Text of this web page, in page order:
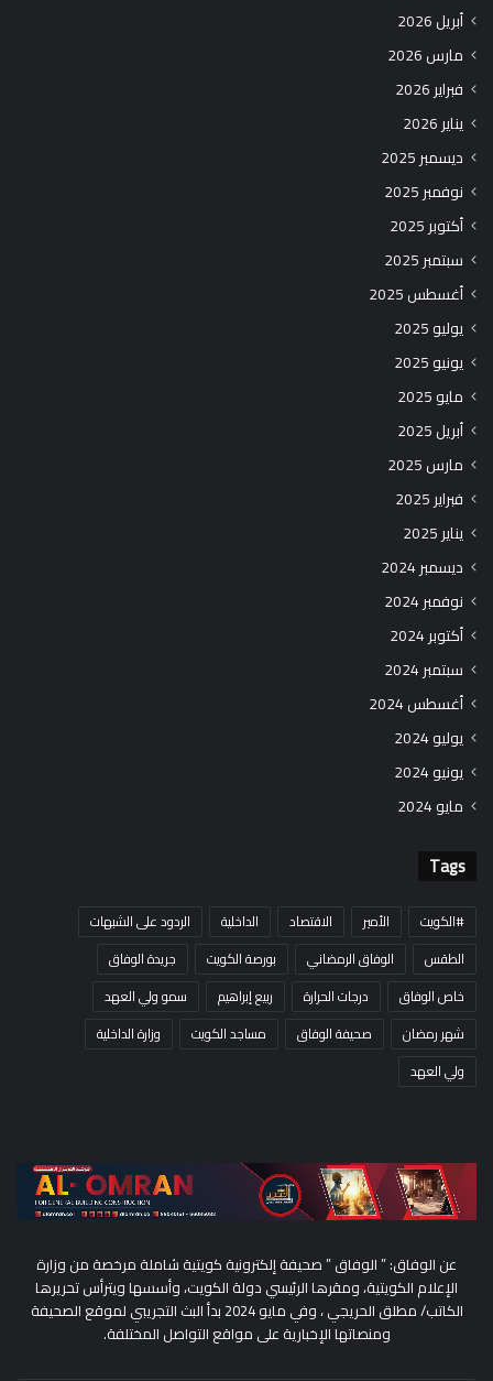
أبريل 2026
مارس 2026
فبراير 2026
يناير 2026
ديسمبر 2025
نوفمبر 2025
أكتوبر 2025
سبتمبر 2025
أغسطس 2025
يوليو 2025
يونيو 2025
مايو 2025
أبريل 2025
مارس 2025
فبراير 2025
يناير 2025
ديسمبر 2024
نوفمبر 2024
أكتوبر 2024
سبتمبر 2024
أغسطس 2024
يوليو 2024
يونيو 2024
مايو 2024
Tags
#الكويت الأمير الاقتصاد الداخلية
الردود على الشبهات
الطقس
الوفاق الرمضاني بورصة الكويت
جريدة الوفاق
خاص الوفاق
درجات الحرارة ربيع إبراهيم
سمو ولي العهد
شهر رمضان
صحيفة الوفاق مساجد الكويت
وزارة الداخلية
ولي العهد
عن الوفاق: ” الوفاق ” صحيفة إلكترونية كويتية شاملة مرخصة من وزارة
الإعلام الكويتية، ومقرها الرئيسي دولة الكويت، وأسسها ويترأس تحريرها
الكاتب/ مطلق الحريجي ، وفي مايو 2024 بدأ البث التجريبي لموقع الصحيفة
ومنصاتها الإخبارية على مواقع التواصل المختلفة.